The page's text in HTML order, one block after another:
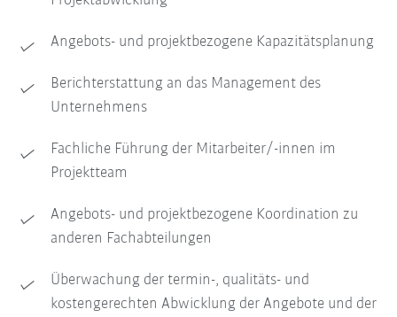
Angebots- und projektbezogene Kapazitätsplanung
Berichterstattung an das Management des
Unternehmens
Fachliche Führung der Mitarbeiter/-innen im
Projektteam
Angebots- und projektbezogene Koordination zu
anderen Fachabteilungen
Überwachung der termin-, qualitäts- und
kostengerechten Abwicklung der Angebote und der